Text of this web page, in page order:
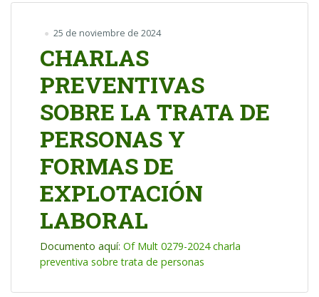
25 de noviembre de 2024
CHARLAS
PREVENTIVAS
SOBRE LA TRATA DE
PERSONAS Y
FORMAS DE
EXPLOTACIÓN
LABORAL
Documento aquí: Of Mult 0279-2024 charla
preventiva sobre trata de personas